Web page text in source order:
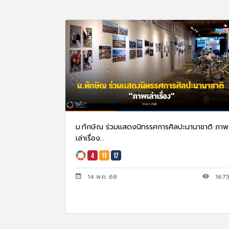
ม.ทักษิณ ร่วมแสดงนิทรรศการศิลปะนานาชาติ ภาพ
เล่าเรื่อง...
14 พ.ค. 68